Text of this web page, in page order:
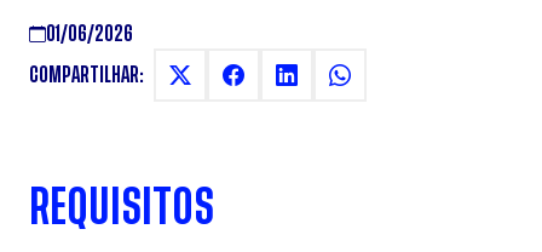
01/06/2026
COMPARTILHAR:
REQUISITOS